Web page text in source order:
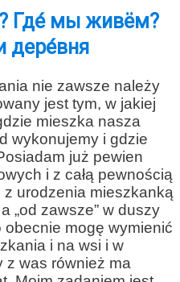
Где́ мы живём?
дере́вня
nie zawsze należy
jest tym, w jakiej
mieszka nasza
wykonujemy i gdzie
już pewien
i z całą pewnością
urodzenia mieszkanką
„od zawsze” w duszy
mogę wymienić
i na wsi i w
z was również ma